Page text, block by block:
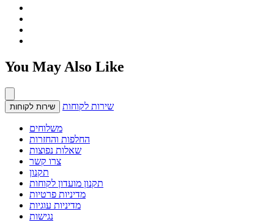
You May Also Like
שירות לקוחות שירות לקוחות
משלוחים
החלפות והחזרות
שאלות נפוצות
צרו קשר
תקנון
תקנון מועדון לקוחות
מדיניות פרטיות
מדיניות עוגיות
נגישות